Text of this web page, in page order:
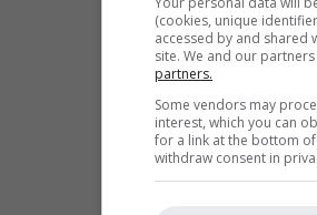
(cookies, unique
accessed by and shared
site. We and our
partners.
Some vendors may
interest, which you can
for a link at the bottom
withdraw consent in